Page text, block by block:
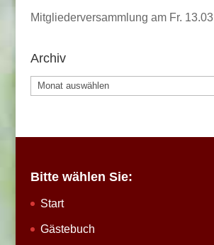
Mitgliederversammlung am Fr.
Archiv
Archiv
Bitte wählen Sie:
Start
Gästebuch